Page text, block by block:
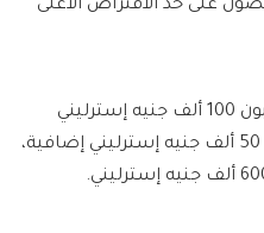
على حد الاقتراض الأعلى
وهذا يعني أن الزوجين الذين يكسبون 100 ألف جنيه إسترليني
فيما بينهم يمكنهم الآن اقتراض 50 ألف جنيه إسترليني إضافية،